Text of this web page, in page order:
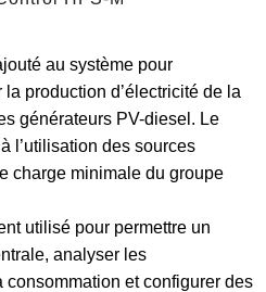
au système pour
production d’électricité de la
générateurs PV-diesel. Le
l’utilisation des sources
charge minimale du groupe
utilisé pour permettre un
analyser les
consommation et configurer des